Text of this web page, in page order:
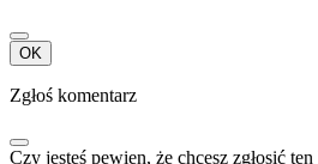
OK
Zgłoś komentarz
Czy jesteś pewien, że chcesz zgłosić